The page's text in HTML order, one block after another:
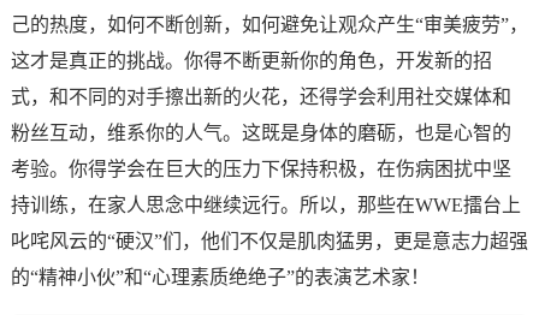
己的热度，如何不断创新，如何避免让观众产生“审美疲劳”，
这才是真正的挑战。你得不断更新你的角色，开发新的招
式，和不同的对手擦出新的火花，还得学会利用社交媒体和
粉丝互动，维系你的人气。这既是身体的磨砺，也是心智的
考验。你得学会在巨大的压力下保持积极，在伤病困扰中坚
持训练，在家人思念中继续远行。所以，那些在WWE擂台上
叱咤风云的“硬汉”们，他们不仅是肌肉猛男，更是意志力超强
的“精神小伙”和“心理素质绝绝子”的表演艺术家！